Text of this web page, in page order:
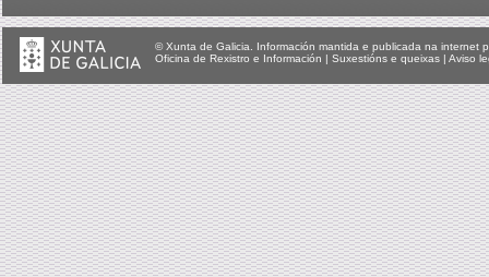
© Xunta de Galicia. Información mantida e publicada na internet
Oficina de Rexistro e Información | Suxestións e queixas | Aviso